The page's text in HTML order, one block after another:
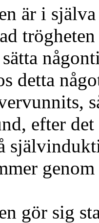
är i
detta
efter
gör sig